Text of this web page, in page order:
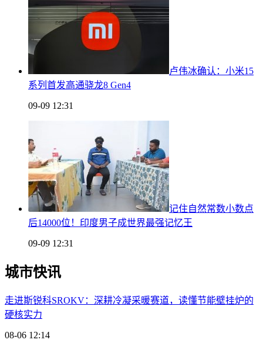
卢伟冰确认：小米15
系列首发高通骁龙8 Gen4
09-09 12:31
记住自然常数小数点
后14000位！印度男子成世界最强记忆王
09-09 12:31
城市快讯
走进斯锐科SROKV：深耕冷凝采暖赛道，读懂节能壁挂炉的
硬核实力
08-06 12:14